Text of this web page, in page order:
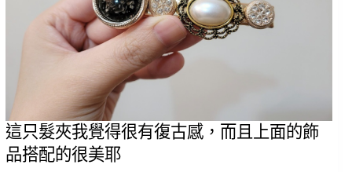
這只髮夾我覺得很有復古感，而且上面的飾
品搭配的很美耶